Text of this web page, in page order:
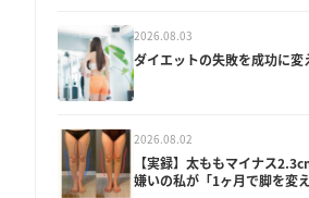
2026.08.03
ダイエットの失敗を成功に変
2026.08.02
【実録】太ももマイナス
嫌いの私が「1ヶ月で脚を変